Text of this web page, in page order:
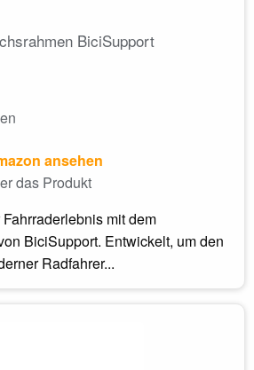
BiciSupport
ansehen
das Produkt
mit dem
BiciSupport. Entwickelt, um den
Radfahrer...